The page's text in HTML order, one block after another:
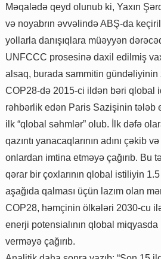
Məqalədə qeyd olunub ki, Yaxın
və noyabrın əvvəlində ABŞ-da
yollarla danışıqlara müəyyən
UNFCCC prosesinə daxil edilmiş
alsaq, burada sammitin gündəliyinin
COP28-də 2015-ci ildən bəri qlobal
rəhbərlik edən Paris Sazişinin tələb
ilk “qlobal səhmlər” olub. İlk dəfə
qazıntı yanacaqlarının adını çəkib
onlardan imtina etməyə çağırıb. Bu
qərar bir çoxlarının qlobal istiliyin
aşağıda qalması üçün lazım olan
COP28, həmçinin ölkələri 2030-cu
enerji potensialının qlobal miqyasda
verməyə çağırıb.